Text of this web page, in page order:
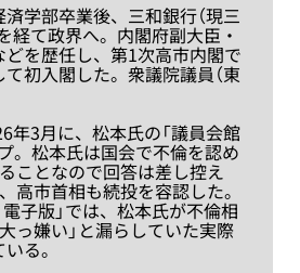
学部卒業後、三和銀行（現三
経て政界へ。内閣府副大臣・
を歴任し、第1次高市内閣で
初入閣した。衆議院議員（東
年3月に、松本氏の「議員会館
。松本氏は国会で不倫を認め
ことなので回答は差し控え
高市首相も続投を容認した。
子版」では、松本氏が不倫相
っ嫌い」と漏らしていた実際
る。